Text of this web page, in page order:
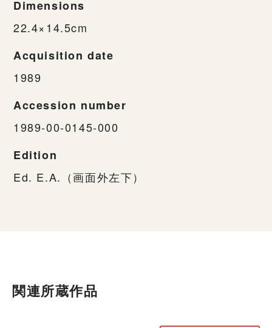
Dimensions
22.4×14.5cm
Acquisition date
1989
Accession number
1989-00-0145-000
Edition
Ed. E.A.（画面外左下）
関連所蔵作品